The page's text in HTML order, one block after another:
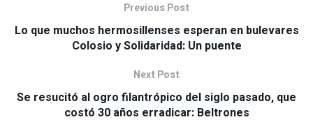
Previous Post
Lo que muchos hermosillenses esperan en bulevares
Colosio y Solidaridad: Un puente
Next Post
Se resucitó al ogro filantrópico del siglo pasado, que
costó 30 años erradicar: Beltrones